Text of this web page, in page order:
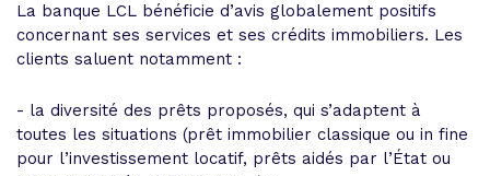
La banque LCL bénéficie d’avis globalement positifs
concernant ses services et ses crédits immobiliers. Les
clients saluent notamment :
- la diversité des prêts proposés, qui s’adaptent à
toutes les situations (prêt immobilier classique ou in fine
pour l’investissement locatif, prêts aidés par l’État ou